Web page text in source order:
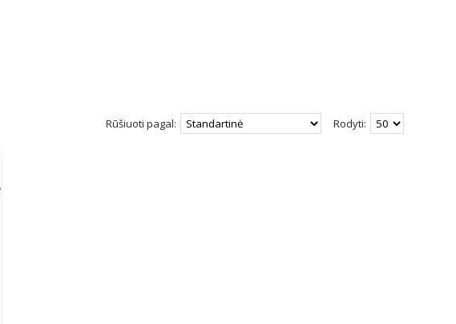
Rodyti:
Rūšiuoti pagal: